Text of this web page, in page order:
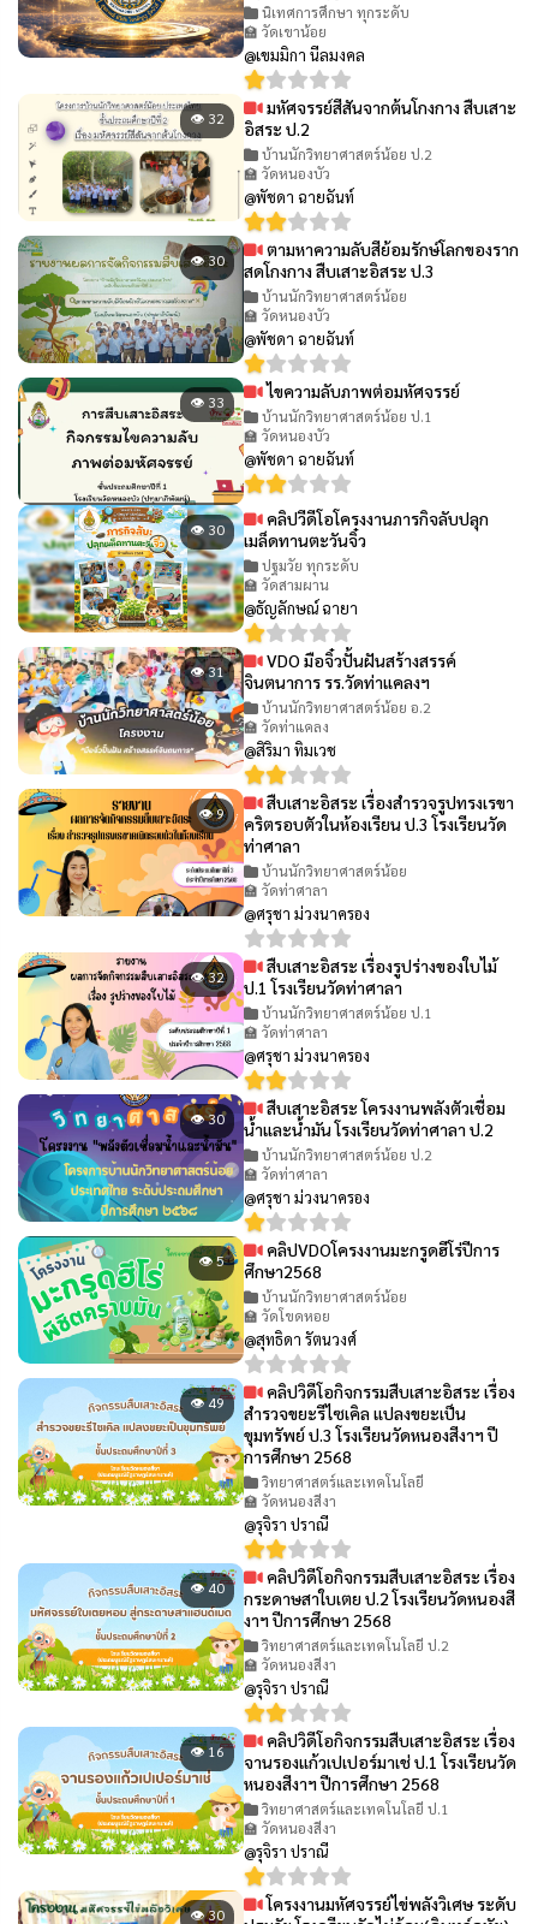
นิเทศการศึกษา ทุกระดับ
🏫 วัดเขาน้อย
@เขมมิกา นีลมงคล
👁 32
มหัศจรรย์สีสันจากต้นโกงกาง สืบเสาะ
อิสระ ป.2
บ้านนักวิทยาศาสตร์น้อย ป.2
🏫 วัดหนองบัว
@พัชดา ฉายฉันท์
👁 30
ตามหาความลับสีย้อมรักษ์โลกของราก
สดโกงกาง สืบเสาะอิสระ ป.3
บ้านนักวิทยาศาสตร์น้อย
🏫 วัดหนองบัว
@พัชดา ฉายฉันท์
👁 33 ไขความลับภาพต่อมหัศจรรย์
บ้านนักวิทยาศาสตร์น้อย ป.1
🏫 วัดหนองบัว
@พัชดา ฉายฉันท์
👁 30
คลิปวีดีโอโครงงานภารกิจลับปลุก
เมล็ดทานตะวันจิ๋ว
ปฐมวัย ทุกระดับ
🏫 วัดสามผาน
@ธัญลักษณ์ ฉายา
👁 31
VDO มือจิ๋วปั้นฝันสร้างสรรค์
จินตนาการ รร.วัดท่าแคลงฯ
บ้านนักวิทยาศาสตร์น้อย อ.2
🏫 วัดท่าแคลง
@สิริมา ทิมเวช
👁 9
สืบเสาะอิสระ เรื่องสำรวจรูปทรงเรขา
คริตรอบตัวในห้องเรียน ป.3 โรงเรียนวัด
ท่าศาลา
บ้านนักวิทยาศาสตร์น้อย
🏫 วัดท่าศาลา
@ศรุชา ม่วงนาครอง
👁 32
สืบเสาะอิสระ เรื่องรูปร่างของใบไม้
ป.1 โรงเรียนวัดท่าศาลา
บ้านนักวิทยาศาสตร์น้อย ป.1
🏫 วัดท่าศาลา
@ศรุชา ม่วงนาครอง
👁 30
สืบเสาะอิสระ โครงงานพลังตัวเชื่อม
น้ำและน้ำมัน โรงเรียนวัดท่าศาลา ป.2
บ้านนักวิทยาศาสตร์น้อย ป.2
🏫 วัดท่าศาลา
@ศรุชา ม่วงนาครอง
👁 5
คลิปVDOโครงงานมะกรูดฮีโร่ปีการ
ศึกษา2568
บ้านนักวิทยาศาสตร์น้อย
🏫 วัดโขดหอย
@สุทธิดา รัตนวงศ์
👁 49
คลิปวิดีโอกิจกรรมสืบเสาะอิสระ เรื่อง
สำรวจขยะรีไซเคิล แปลงขยะเป็น
ขุมทรัพย์ ป.3 โรงเรียนวัดหนองสีงาฯ ปี
การศึกษา 2568
วิทยาศาสตร์และเทคโนโลยี
🏫 วัดหนองสีงา
@รุจิรา ปราณี
👁 40
คลิปวิดีโอกิจกรรมสืบเสาะอิสระ เรื่อง
กระดาษสาใบเตย ป.2 โรงเรียนวัดหนองสี
งาฯ ปีการศึกษา 2568
วิทยาศาสตร์และเทคโนโลยี ป.2
🏫 วัดหนองสีงา
@รุจิรา ปราณี
👁 16
คลิปวิดีโอกิจกรรมสืบเสาะอิสระ เรื่อง
จานรองแก้วเปเปอร์มาเช่ ป.1 โรงเรียนวัด
หนองสีงาฯ ปีการศึกษา 2568
วิทยาศาสตร์และเทคโนโลยี ป.1
🏫 วัดหนองสีงา
@รุจิรา ปราณี
👁 30
โครงงานมหัศจรรย์ไข่พลังวิเศษ ระดับ